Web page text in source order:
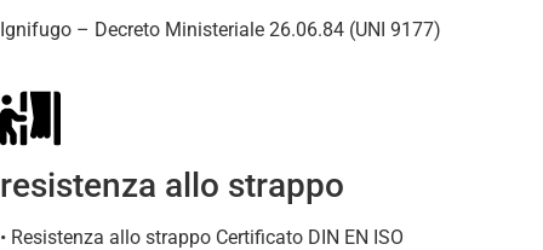
Ignifugo – Decreto Ministeriale 26.06.84 (UNI 9177)
resistenza allo strappo
• Resistenza allo strappo Certificato DIN EN ISO